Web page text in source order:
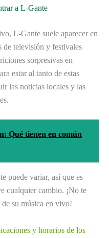
a L-Gante
L-Gante suele aparecer en
de televisión y festivales
sorpresivas en
estar al tanto de estas
las noticias locales y las
Qué tienen en común
puede variar, así que es
cualquier cambio. ¡No te
su música en vivo!
y horarios de los